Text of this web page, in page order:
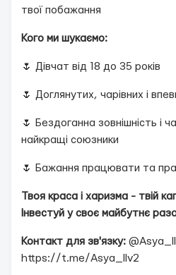
твої побажання
Кого ми шукаємо:
🌷 Дівчат від 18 до 35 років
🌷 Доглянутих, чарівних і
🌷 Бездоганна зовнішність і
найкращі союзники
🌷 Бажання працювати та
Твоя краса і харизма - твій
Інвестуй у своє майбутнє
Контакт для зв'язку:
https://t.me/Asya_llv2